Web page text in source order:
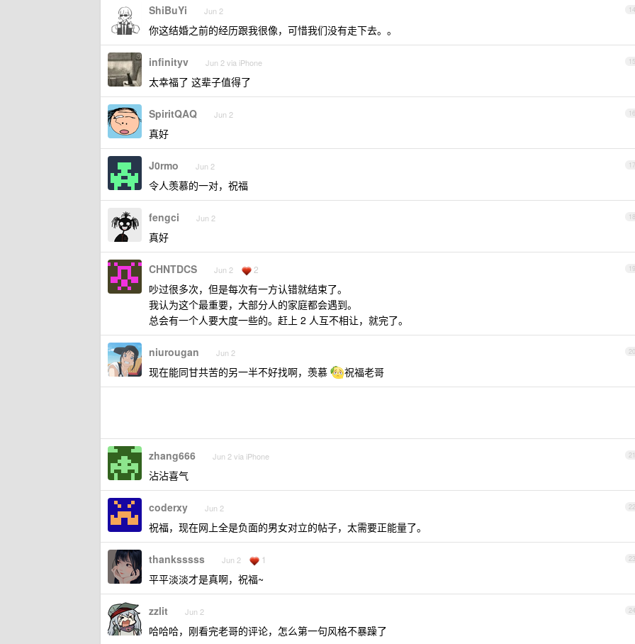
14
ShiBuYi Jun 2
你这结婚之前的经历跟我很像，可惜我们没有走下去。。
15
infinityv Jun 2 via iPhone
太幸福了 这辈子值得了
16
SpiritQAQ Jun 2
真好
17
J0rmo Jun 2
令人羡慕的一对，祝福
18
fengci Jun 2
真好
19
CHNTDCS Jun 2 2
吵过很多次，但是每次有一方认错就结束了。
我认为这个最重要，大部分人的家庭都会遇到。
总会有一个人要大度一些的。赶上 2 人互不相让，就完了。
20
niurougan Jun 2
现在能同甘共苦的另一半不好找啊，羡慕 祝福老哥
21
zhang666 Jun 2 via iPhone
沾沾喜气
22
coderxy Jun 2
祝福，现在网上全是负面的男女对立的帖子，太需要正能量了。
23
thanksssss Jun 2 1
平平淡淡才是真啊，祝福~
24
zzlit Jun 2
哈哈哈，刚看完老哥的评论，怎么第一句风格不暴躁了